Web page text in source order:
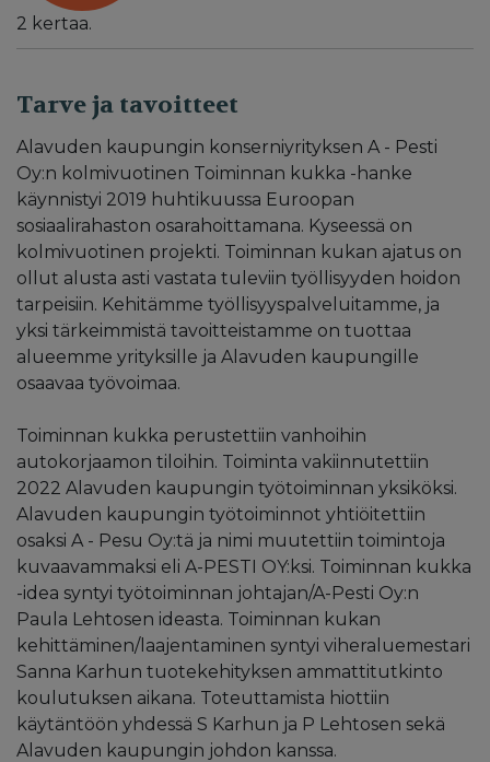
2 kertaa.
Tarve ja tavoitteet
Alavuden kaupungin konserniyrityksen A - Pesti
Oy:n kolmivuotinen Toiminnan kukka -hanke
käynnistyi 2019 huhtikuussa Euroopan
sosiaalirahaston osarahoittamana. Kyseessä on
kolmivuotinen projekti. Toiminnan kukan ajatus on
ollut alusta asti vastata tuleviin työllisyyden hoidon
tarpeisiin. Kehitämme työllisyyspalveluitamme, ja
yksi tärkeimmistä tavoitteistamme on tuottaa
alueemme yrityksille ja Alavuden kaupungille
osaavaa työvoimaa.
Toiminnan kukka perustettiin vanhoihin
autokorjaamon tiloihin. Toiminta vakiinnutettiin
2022 Alavuden kaupungin työtoiminnan yksiköksi.
Alavuden kaupungin työtoiminnot yhtiöitettiin
osaksi A - Pesu Oy:tä ja nimi muutettiin toimintoja
kuvaavammaksi eli A-PESTI OY:ksi. Toiminnan kukka
-idea syntyi työtoiminnan johtajan/A-Pesti Oy:n
Paula Lehtosen ideasta. Toiminnan kukan
kehittäminen/laajentaminen syntyi viheraluemestari
Sanna Karhun tuotekehityksen ammattitutkinto
koulutuksen aikana. Toteuttamista hiottiin
käytäntöön yhdessä S Karhun ja P Lehtosen sekä
Alavuden kaupungin johdon kanssa.